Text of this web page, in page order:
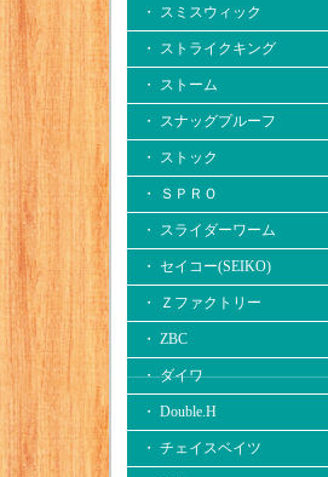
・ スミスウィック
・ ストライクキング
・ ストーム
・ スナッグプルーフ
・ ストック
・ ＳＰＲＯ
・ スライダーワーム
・ セイコー(SEIKO)
・ Ｚファクトリー
・ ZBC
・ ダイワ
・ Double.H
・ チェイスベイツ